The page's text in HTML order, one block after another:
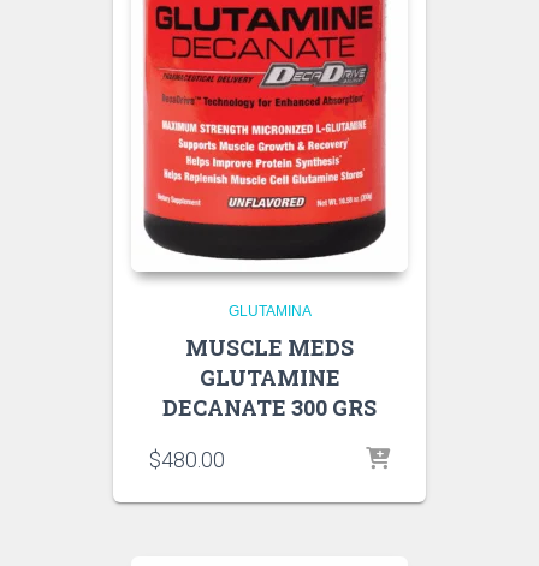
GLUTAMINA
MUSCLE MEDS
GLUTAMINE
DECANATE 300 GRS
$480.00